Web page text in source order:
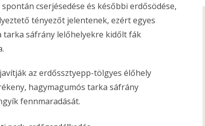
cserjésedése és későbbi erdősödése,
tényezőt jelentenek, ezért egyes
tarka sáfrány lelőhelyekre kidőlt fák
az erdőssztyepp-tölgyes élőhely
hagymagumós tarka sáfrány
fennmaradását.